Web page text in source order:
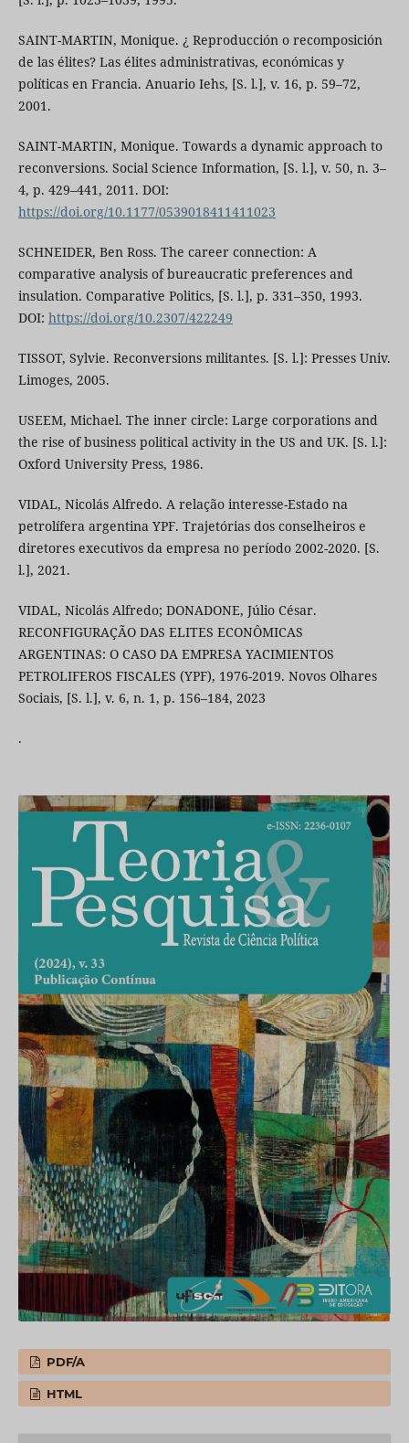
SAINT-MARTIN, Monique. ¿ Reproducción o recomposición
de las élites? Las élites administrativas, económicas y
políticas en Francia. Anuario Iehs, [S. l.], v. 16, p. 59–72,
2001.
SAINT-MARTIN, Monique. Towards a dynamic approach to
reconversions. Social Science Information, [S. l.], v. 50, n. 3–
4, p. 429–441, 2011. DOI:
https://doi.org/10.1177/0539018411411023
SCHNEIDER, Ben Ross. The career connection: A
comparative analysis of bureaucratic preferences and
insulation. Comparative Politics, [S. l.], p. 331–350, 1993.
DOI: https://doi.org/10.2307/422249
TISSOT, Sylvie. Reconversions militantes. [S. l.]: Presses Univ.
Limoges, 2005.
USEEM, Michael. The inner circle: Large corporations and
the rise of business political activity in the US and UK. [S. l.]:
Oxford University Press, 1986.
VIDAL, Nicolás Alfredo. A relação interesse-Estado na
petrolífera argentina YPF. Trajetórias dos conselheiros e
diretores executivos da empresa no período 2002-2020. [S.
l.], 2021.
VIDAL, Nicolás Alfredo; DONADONE, Júlio César.
RECONFIGURAÇÃO DAS ELITES ECONÔMICAS
ARGENTINAS: O CASO DA EMPRESA YACIMIENTOS
PETROLIFEROS FISCALES (YPF), 1976-2019. Novos Olhares
Sociais, [S. l.], v. 6, n. 1, p. 156–184, 2023
.
PDF/A
HTML